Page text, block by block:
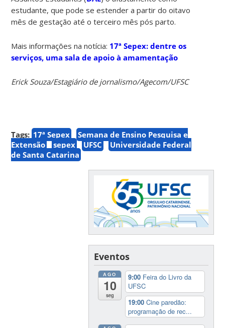
estudante, que pode se estender a partir do oitavo
mês de gestação até o terceiro mês pós parto.
Mais informações na notícia: 17ª Sepex: dentre os
serviços, uma sala de apoio à amamentação
Erick Souza/Estagiário de jornalismo/Agecom/UFSC
Tags: 17ª Sepex
Semana de Ensino Pesquisa e
Extensão
sepex UFSC
Universidade Federal
de Santa Catarina
Eventos
AGO
10
seg
9:00 Feira do Livro da
UFSC
19:00Cine paredão:
programação de rec...